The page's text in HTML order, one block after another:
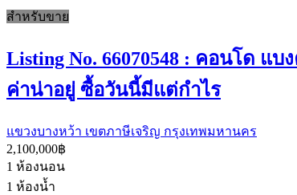
สำหรับขาย
Listing No. 66070548 : คอนโด แ
ค่าน่าอยู่ ซื้อวันนี้มีแต่กำไร
แขวงบางหว้า เขตภาษีเจริญ กรุงเทพมหานคร
2,100,000฿
1 ห้องนอน
1 ห้องน้ำ